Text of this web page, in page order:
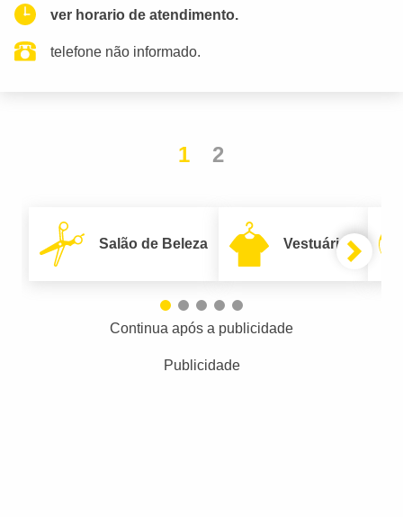
ver horario de atendimento.
telefone não informado.
1 2
Salão de Beleza Vestuário
Continua após a publicidade
Publicidade